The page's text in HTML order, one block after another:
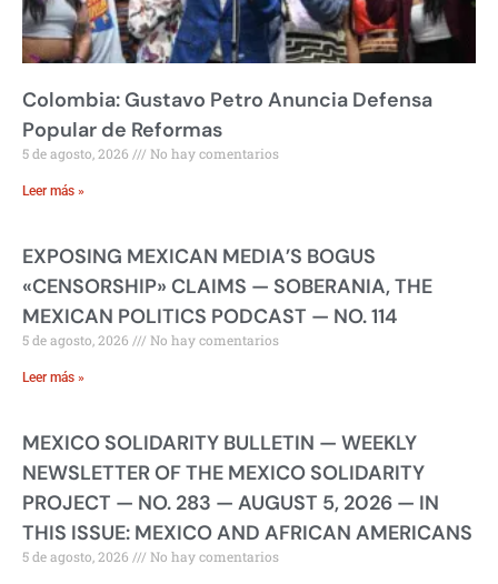
Colombia: Gustavo Petro Anuncia Defensa
Popular de Reformas
5 de agosto, 2026 No hay comentarios
Leer más »
EXPOSING MEXICAN MEDIA’S BOGUS
«CENSORSHIP» CLAIMS — SOBERANIA, THE
MEXICAN POLITICS PODCAST — NO. 114
5 de agosto, 2026 No hay comentarios
Leer más »
MEXICO SOLIDARITY BULLETIN — WEEKLY
NEWSLETTER OF THE MEXICO SOLIDARITY
PROJECT — NO. 283 — AUGUST 5, 2026 — IN
THIS ISSUE: MEXICO AND AFRICAN AMERICANS
5 de agosto, 2026 No hay comentarios